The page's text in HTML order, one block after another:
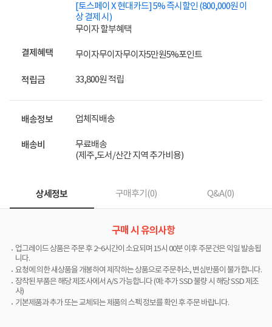
[토스페이 X 현대카드] 5% 즉시할인 (800,000원 이
상 결제 시)
무이자 할부혜택
결제혜택 무이자무이자무이자5만원5%포인트
적립금 33,800원 적립
배송정보 업체직배송
배송비
무료배송
(제주,도서/산간 지역 추가비용)
상세정보 구매후기(0) Q&A(0)
구매 시 유의사항
업그레이드 상품은 주문 후 2~6시간이 소요되며 15시 00분 이후 주문건은 익일 발송됩
니다.
요청에 의한 새상품을 개봉하여 제작하는 상품으로 주문취소, 변심반품이 불가합니다.
장착된 부품은 해당 제조사에서 A/S 가능합니다 (예: 추가 SSD 불량 시 해당 SSD 제조
사)
기본제품과 추가 또는 교체되는 제품의 스펙 정보를 확인 후 주문 바랍니다.